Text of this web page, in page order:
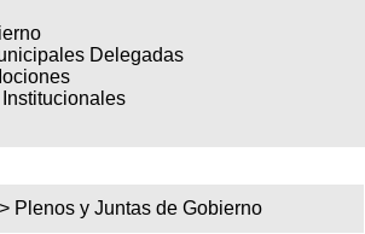
Delegadas
Plenos y Juntas de Gobierno